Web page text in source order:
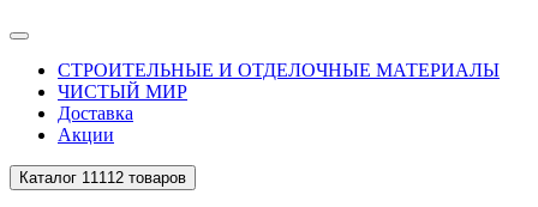
СТРОИТЕЛЬНЫЕ И ОТДЕЛОЧНЫЕ МАТЕРИАЛЫ
ЧИСТЫЙ МИР
Доставка
Акции
Каталог 11112 товаров